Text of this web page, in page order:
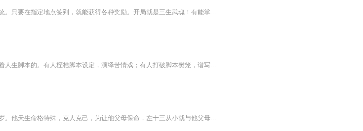
意外穿越到斗罗大陆，叶海开启了签到系统。只要在指定地点签到，就能获得各种奖励。开局就是三生武魂！有能掌控时间的神秘武魂有攻击防御辅助都强大无比的绝世器武魂还有能打造最强体魄的本体武魂！从此，叶海在斗罗大陆开启了他一路开挂的人生！
我们每个人来到这个世界上，仿佛都是带着人生脚本的。有人桎梏脚本设定，演绎苦情戏；有人打破脚本樊笼，谱写欢乐颂。人人都在认真地演绎自己的酸甜苦辣咸五味人生。渐渐地，我们开始将自己定位于某些角色：父母、夫妻、子女、朋友、同事、陌生人，混迹于...
内容简介：左十三遇见安如霜那年，他九岁。他天生命格特殊，克人克己，为让他父母保命，左十三从小就与他父母分离，和爷爷生活在一起。九岁那年，为了让十三活命，给她找个女鬼做媳妇，左十三这样活了下来，但改名是逆天而行，改命后左十三异生阴阳眼，从...